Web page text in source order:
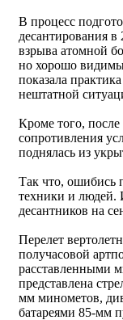
В процесс
десантирования
взрыва атомной
но хорошо
показала
нештатной
Кроме того, после
сопротивления
поднялась из
Так что, ошибись
техники и людей.
десантников на
Перелет
получасовой
расставленными
представлена
мм минометов,
батареями 85-мм